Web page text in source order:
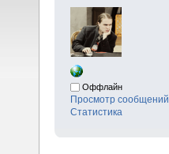
Оффлайн
Просмотр сообщений
Статистика